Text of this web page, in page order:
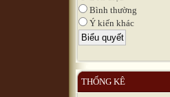
Bình thường
Ý kiến khác
THỐNG KÊ